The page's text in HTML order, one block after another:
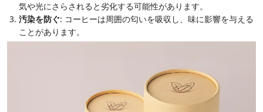
気や光にさらされると劣化する可能性があります。
汚染を防ぐ: コーヒーは周囲の匂いを吸収し、味に影響を与える
ことがあります。